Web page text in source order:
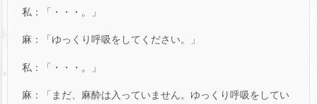
私：「・・・。」
麻：「ゆっくり呼吸をしてください。」
私：「・・・。」
麻：「まだ、麻酔は入っていません。ゆっくり呼吸をしてい